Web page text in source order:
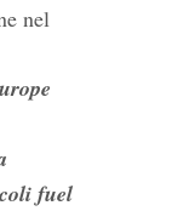
nel
fuel